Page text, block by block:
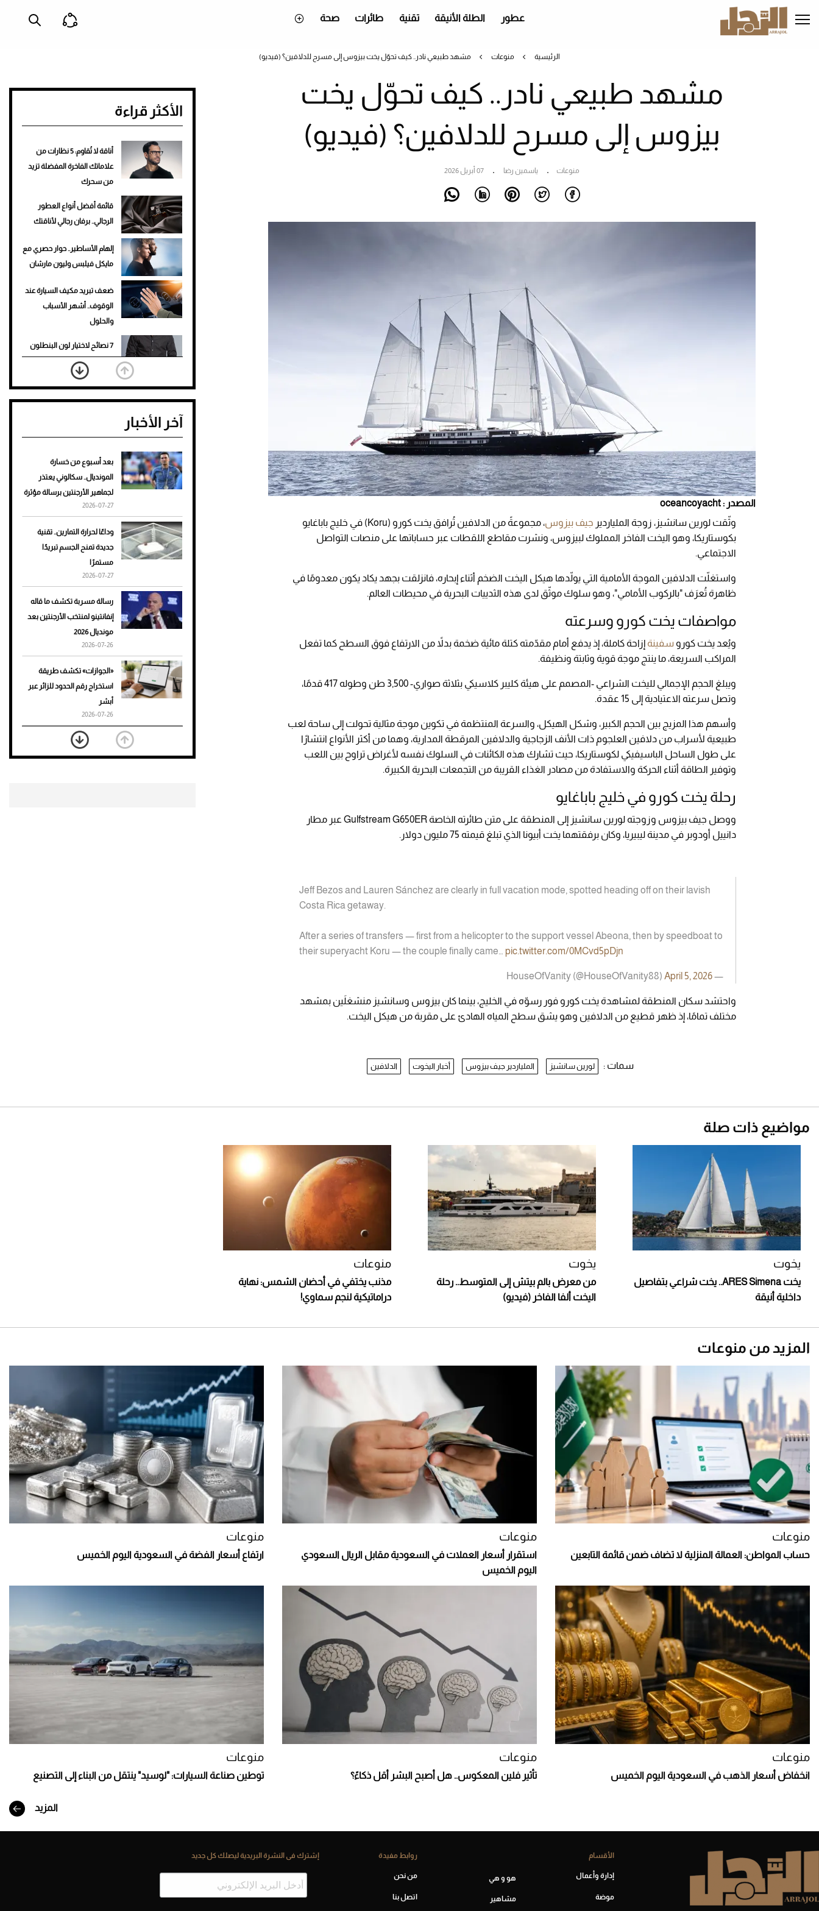
إلى
المحتوى
عطور الطلة الأنيقة تقنية طائرات صحة
الرئيسية منوعات مشهد طبيعي نادر.. كيف تحوّل يخت بيزوس إلى مسرح للدلافين؟ (فيديو)
مشهد طبيعي نادر.. كيف تحوّل يخت
بيزوس إلى مسرح للدلافين؟ (فيديو)
منوعات ياسمين رضا 07 أبريل 2026
المصدر : oceancoyacht
وثّقت لورين سانشيز، زوجة الملياردير جيف بيزوس
، مجموعةً من الدلافين تُرافق يخت كورو (Koru) في خليج باباغايو
بكوستاريكا، وهو اليخت الفاخر المملوك لبيزوس، ونشرت مقاطع اللقطات عبر حساباتها على منصات التواصل
الاجتماعي.
واستغلّت الدلافين الموجة الأمامية التي يولّدها هيكل اليخت الضخم أثناء إبحاره، فانزلقت بجهد يكاد يكون معدومًا في
ظاهرة تُعرَف "بالركوب الأمامي"، وهو سلوك موثّق لدى هذه الثدييات البحرية في محيطات العالم.
مواصفات يخت كورو وسرعته
ويُعد يخت كورو سفينة إزاحة كاملة، إذ يدفع أمام مقدّمته كتلة مائية ضخمة بدلاً من الارتفاع فوق السطح كما تفعل
المراكب السريعة، ما ينتج موجة قوية وثابتة ونظيفة.
ويبلغ الحجم الإجمالي لليخت الشراعي -المصمم على هيئة كليبر كلاسيكي بثلاثة صواري- 3,500 طن وطوله 417 قدمًا،
وتصل سرعته الاعتيادية إلى 15 عقدة.
وأسهم هذا المزيج بين الحجم الكبير، وشكل الهيكل، والسرعة المنتظمة في تكوين موجة مثالية تحولت إلى ساحة لعب
طبيعية لأسراب من دلافين العلجوم ذات الأنف الزجاجية والدلافين المرقطة المدارية، وهما من أكثر الأنواع انتشارًا
على طول الساحل الباسيفيكي لكوستاريكا، حيث تشارك هذه الكائنات في السلوك نفسه لأغراض تراوح بين اللعب
وتوفير الطاقة أثناء الحركة والاستفادة من مصادر الغذاء القريبة من التجمعات البحرية الكبيرة.
رحلة يخت كورو في خليج باباغايو
ووصل جيف بيزوس وزوجته لورين سانشيز إلى المنطقة على متن طائرته الخاصة Gulfstream G650ER عبر مطار
دانييل أودوبر في مدينة ليبيريا، وكان برفقتهما يخت أبيونا الذي تبلغ قيمته 75 مليون دولار.
Jeff Bezos and Lauren Sánchez are clearly in full vacation mode, spotted heading off on their lavish
Costa Rica getaway.
After a series of transfers — first from a helicopter to the support vessel Abeona, then by speedboat to
their superyacht Koru — the couple finally came… pic.twitter.com/0MCvd5pDjn
— HouseOfVanity (@HouseOfVanity88)
April 5, 2026
واحتشد سكان المنطقة لمشاهدة يخت كورو فور رسوّه في الخليج، بينما كان بيزوس وسانشيز منشغلَين بمشهد
مختلف تمامًا، إذ ظهر قطيع من الدلافين وهو يشق سطح المياه الهادئ على مقربة من هيكل اليخت.
الأكثر قراءة
أناقة لا تُقاوم: 5 نظارات من
علاماتك الفاخرة المفضلة تزيد
من سحرك
قائمة أفضل أنواع العطور
الرجالي.. برفان رجالي لأناقتك
إلهام الأساطير.. حوار حصري مع
مايكل فيلبس وليون مارشان
ضعف تبريد مكيف السيارة عند
الوقوف.. أشهر الأسباب
والحلول
7 نصائح لاختيار لون البنطلون
المناسب للقميص الأسود
نرى المستقبل من خلال
تصميماتنا.. كيف حجزت 1886
تمنحك فخامة استثنائية
هوى الأبطال
أفضل تدريج للشعر الطويل
لإطلالة جريئة وعصرية
للرجال
آخر الأخبار
بعد أسبوع من خسارة
المونديال.. سكالوني يعتذر
لجماهير الأرجنتين برسالة مؤثرة
2026-07-27
وداعًا لحرارة التمارين.. تقنية
جديدة تمنح الجسم تبريدًا
مستمرًا
2026-07-27
رسالة مسربة تكشف ما قاله
إنفانتينو لمنتخب الأرجنتين بعد
مونديال 2026
2026-07-26
«الجوازات» تكشف طريقة
استخراج رقم الحدود للزائر عبر
أبشر
2026-07-26
بعد 7 أشهر من تعرضه لحادث
مروع.. جوشوا يفوز على برينغا
سمات : لورين سانشيز الملياردير جيف بيزوس أخبار اليخوت الدلافين
مواضيع ذات صلة
يخوت
يخت ARES Simena.. يخت شراعي بتفاصيل
داخلية أنيقة
يخوت
من معرض بالم بيتش إلى المتوسط.. رحلة
اليخت ألفا الفاخر (فيديو)
منوعات
مذنب يختفي في أحضان الشمس: نهاية
دراماتيكية لنجم سماوي!
المزيد من منوعات
منوعات
حساب المواطن: العمالة المنزلية لا تضاف ضمن قائمة التابعين
منوعات
استقرار أسعار العملات في السعودية مقابل الريال السعودي
اليوم الخميس
منوعات
ارتفاع أسعار الفضة في السعودية اليوم الخميس
منوعات
انخفاض أسعار الذهب في السعودية اليوم الخميس
منوعات
تأثير فلين المعكوس.. هل أصبح البشر أقل ذكاءً؟
منوعات
توطين صناعة السيارات: "لوسيد" ينتقل من البناء إلى التصنيع
المزيد
الأقسام
إدارة وأعمال
موضة
هو و هي
مشاهير
روابط مفيدة
من نحن
اتصل بنا
إشترك فى النشرة البريدية ليصلك كل جديد